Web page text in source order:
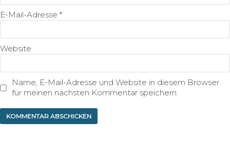
E-Mail-Adresse *
Website
Name, E-Mail-Adresse und Website in diesem Browser
für meinen nächsten Kommentar speichern.